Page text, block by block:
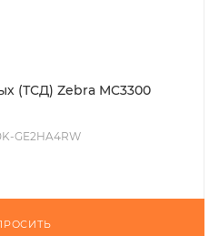
(ТСД) Zebra MC3300
GE2HA4RW